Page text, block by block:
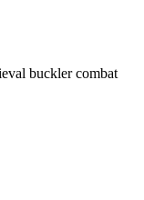
buckler combat